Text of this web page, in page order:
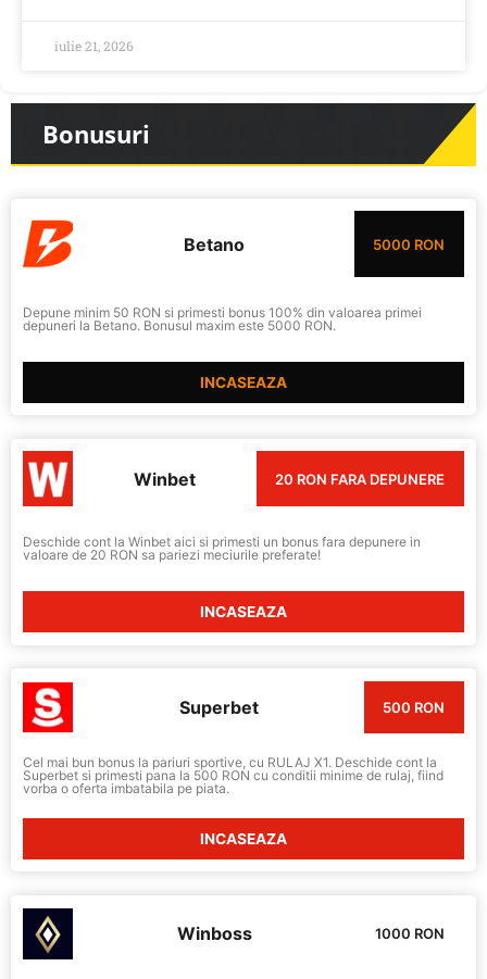
iulie 21, 2026
Bonusuri
Betano 5000 RON
Depune minim 50 RON si primesti bonus 100% din valoarea primei
depuneri la Betano. Bonusul maxim este 5000 RON.
INCASEAZA
Winbet 20 RON FARA DEPUNERE
Deschide cont la Winbet aici si primesti un bonus fara depunere in
valoare de 20 RON sa pariezi meciurile preferate!
INCASEAZA
Superbet 500 RON
Cel mai bun bonus la pariuri sportive, cu RULAJ X1. Deschide cont la
Superbet si primesti pana la 500 RON cu conditii minime de rulaj, fiind
vorba o oferta imbatabila pe piata.
INCASEAZA
Winboss 1000 RON